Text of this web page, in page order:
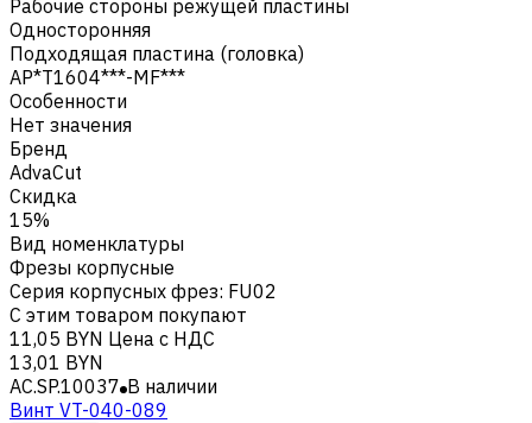
Рабочие стороны режущей пластины
Односторонняя
Подходящая пластина (головка)
AP*T1604***-MF***
Особенности
Нет значения
Бренд
AdvaCut
Скидка
15%
Вид номенклатуры
Фрезы корпусные
Серия корпусных фрез: FU02
С этим товаром покупают
11,05 BYN Цена с НДС
13,01 BYN
AC.SP.10037 В наличии
Винт VT-040-089